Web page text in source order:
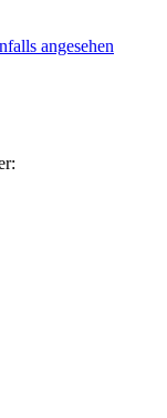
angesehen